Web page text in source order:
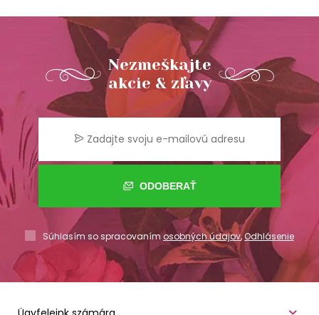
Nezmeškajte
akcie & zľavy
ODOBERAŤ
Súhlasím so spracovaním osobných údajov,Odhlásenie